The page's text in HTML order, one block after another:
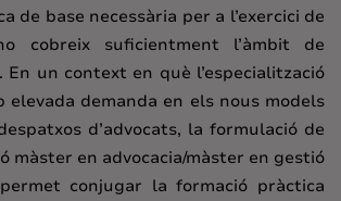
de base necessària per a l’exercici de
cobreix suficientment l’àmbit de
En un context en què l’especialització
elevada demanda en els nous models
d’advocats, la formulació de
màster en advocacia/màster en gestió
conjugar la formació pràctica